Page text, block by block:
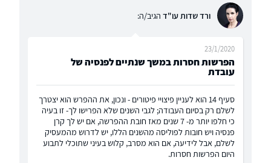
ורד שדות עו"ד הגיב/ה:
הפרשות חסרות במשך שנתיים לפנסיה של
עובדת
23/1/2020
סעיף 14 הוא לעניין פיצויי פיטורים - ונכון, את ההפרש הוא יצטרך
לשלם רק בסיום העבודה; לגבי השנים שלא הפרישו לך- זו בעיה
כי חלפו יותר מ- 7 שנים מאז חובת ההפרשה, אם יש לך קרן
פנסיה ויש חובות לפוליסה מהשנים הללו, יש לדרוש מהמעסיק
לשלם, אבל לידיעה, אם הוא מסרב, קלוש בעיני שתוכלי לתבוע
היום הפרשות חסרות.